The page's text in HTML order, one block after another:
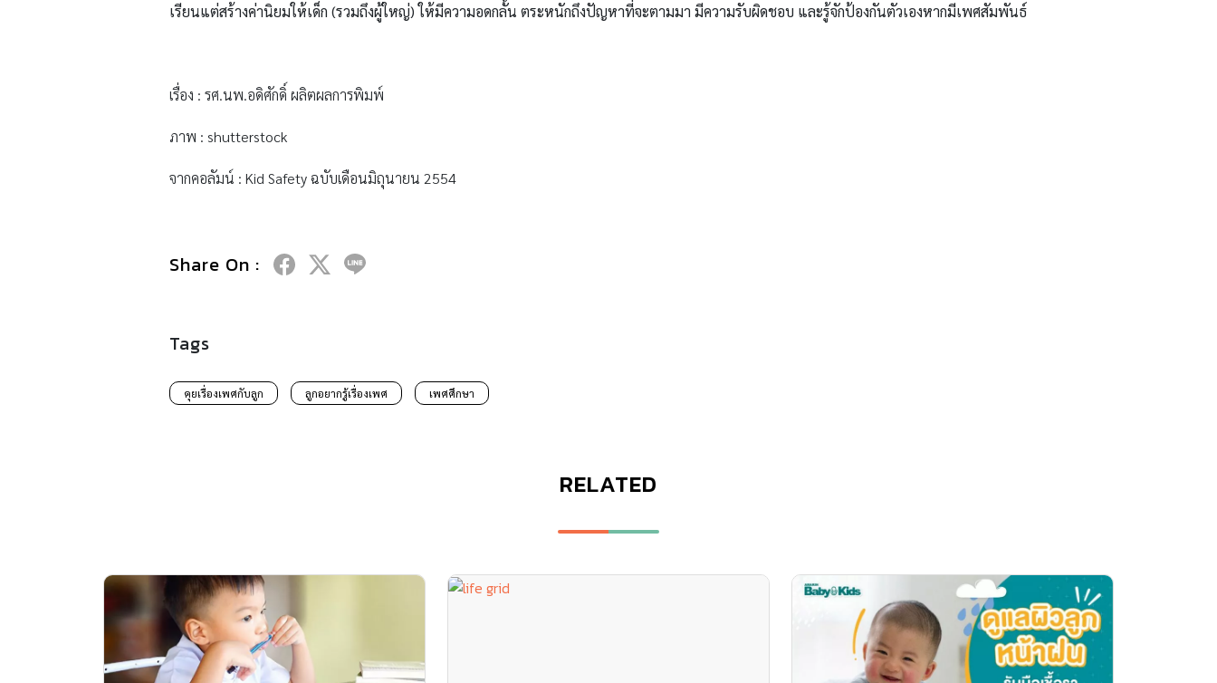
เรียนแต่สร้างค่านิยมให้เด็ก (รวมถึงผู้ใหญ่) ให้มีความอดกลั้น ตระหนักถึงปัญหาที่จะตามมา มีความรับผิดชอบ และรู้จักป้องกันตัวเองหากมีเพศสัมพันธ์
เรื่อง : รศ.นพ.อดิศักดิ์ ผลิตผลการพิมพ์
ภาพ : shutterstock
จากคอลัมน์ : Kid Safety ฉบับเดือนมิถุนายน 2554
Share On :
Tags
คุยเรื่องเพศกับลูก ลูกอยากรู้เรื่องเพศ เพศศึกษา
RELATED